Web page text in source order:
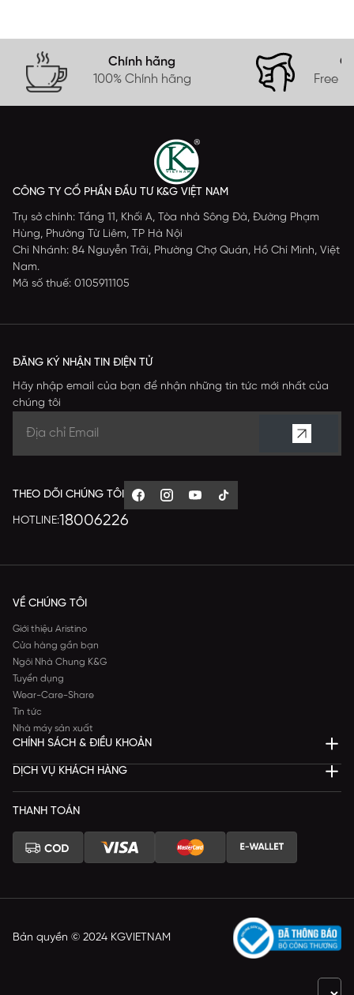
Chính hãng
100% Chính hãng
Free
CÔNG TY CỔ PHẦN ĐẦU TƯ K&G VIỆT NAM
Trụ sở chính: Tầng 11, Khối A, Tòa nhà Sông Đà, Đường Phạm
Hùng, Phường Từ Liêm, TP Hà Nội
Chi Nhánh: 84 Nguyễn Trãi, Phường Chợ Quán, Hồ Chí Minh, Việt
Nam.
Mã số thuế: 0105911105
ĐĂNG KÝ NHẬN TIN ĐIỆN TỬ
Hãy nhập email của bạn để nhận những tin tức mới nhất của
chúng tôi
THEO DÕI CHÚNG TÔI
HOTLINE:18006226
VỀ CHÚNG TÔI
Giới thiệu Aristino
Cửa hàng gần bạn
Ngôi Nhà Chung K&G
Tuyển dụng
Wear-Care-Share
Tin tức
Nhà máy sản xuất
CHÍNH SÁCH & ĐIỀU KHOẢN
DỊCH VỤ KHÁCH HÀNG
THANH TOÁN
Bản quyền © 2024 KGVIETNAM